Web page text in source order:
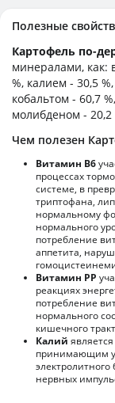
Полезные
Картофель по-
минералами, как:
%, калием - 30,5
кобальтом - 60,7
молибденом - 20,2
Чем полезен
Витамин В6
процессах
системе, в
триптофана,
нормальному
нормального
потребление
аппетита,
Витамин РР
реакциях
потребление
нормального
кишечного
Калий
принимающим
электролитного
нервных